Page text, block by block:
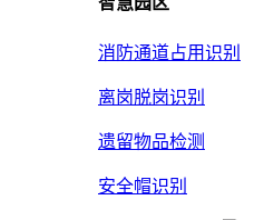
消防通道占用识别
离岗脱岗识别
遗留物品检测
安全帽识别